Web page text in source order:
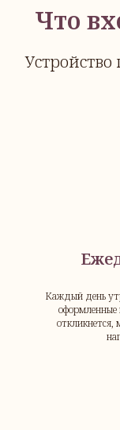
Что
Каждый день
оформленные
откликнется,